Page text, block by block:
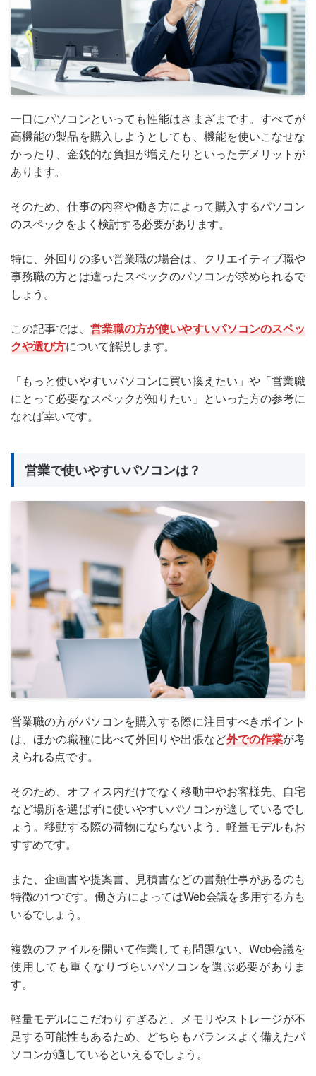
一口にパソコンといっても性能はさまざまです。すべてが
高機能の製品を購入しようとしても、機能を使いこなせな
かったり、金銭的な負担が増えたりといったデメリットが
あります。
そのため、仕事の内容や働き方によって購入するパソコン
のスペックをよく検討する必要があります。
特に、外回りの多い営業職の場合は、クリエイティブ職や
事務職の方とは違ったスペックのパソコンが求められるで
しょう。
この記事では、 営業職の方が使いやすいパソコンのスペッ
クや選び方について解説します。
「もっと使いやすいパソコンに買い換えたい」や「営業職
にとって必要なスペックが知りたい」といった方の参考に
なれば幸いです。
営業で使いやすいパソコンは？
営業職の方がパソコンを購入する際に注目すべきポイント
は、ほかの職種に比べて外回りや出張など外での作業が考
えられる点です。
そのため、オフィス内だけでなく移動中やお客様先、自宅
など場所を選ばずに使いやすいパソコンが適しているでし
ょう。移動する際の荷物にならないよう、軽量モデルもお
すすめです。
また、企画書や提案書、見積書などの書類仕事があるのも
特徴の1つです。働き方によってはWeb会議を多用する方も
いるでしょう。
複数のファイルを開いて作業しても問題ない、Web会議を
使用しても重くなりづらいパソコンを選ぶ必要がありま
す。
軽量モデルにこだわりすぎると、メモリやストレージが不
足する可能性もあるため、どちらもバランスよく備えたパ
ソコンが適しているといえるでしょう。